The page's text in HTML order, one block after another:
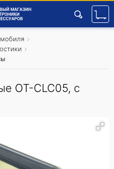
OT-CLC05, с